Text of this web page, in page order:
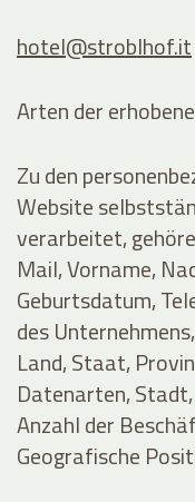
hotel@stroblhof.it
Arten der
Zu den
Website
verarbeitet,
Mail, Vorname,
Geburtsdatum,
des
Land, Staat,
Datenarten,
Anzahl der
Geografische